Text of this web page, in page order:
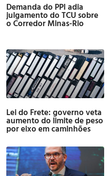
Demanda do PPI adia
julgamento do TCU sobre
o Corredor Minas-Rio
Lei do Frete: governo veta
aumento do limite de peso
por eixo em caminhões